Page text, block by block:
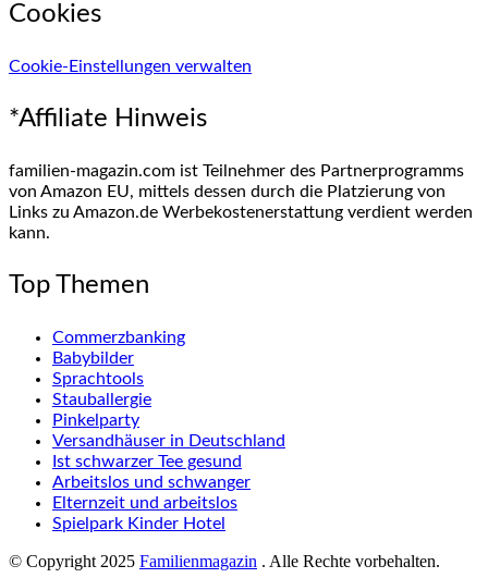
Cookies
Cookie-Einstellungen verwalten
*Affiliate Hinweis
familien-magazin.com ist Teilnehmer des Partnerprogramms
von Amazon EU, mittels dessen durch die Platzierung von
Links zu Amazon.de Werbekostenerstattung verdient werden
kann.
Top Themen
Commerzbanking
Babybilder
Sprachtools
Stauballergie
Pinkelparty
Versandhäuser in Deutschland
Ist schwarzer Tee gesund
Arbeitslos und schwanger
Elternzeit und arbeitslos
Spielpark Kinder Hotel
© Copyright 2025 Familienmagazin . Alle Rechte vorbehalten.